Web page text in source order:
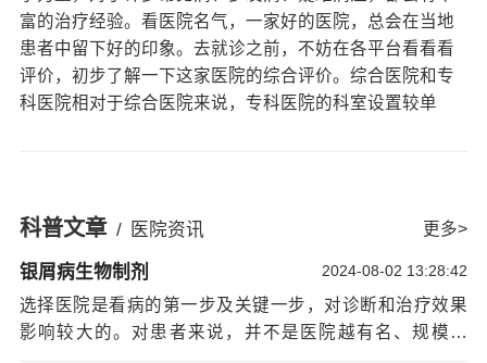
富的治疗经验。看医院名气，一家好的医院，总会在当地
患者中留下好的印象。去就诊之前，不妨在各平台看看看
评价，初步了解一下这家医院的综合评价。综合医院和专
科医院相对于综合医院来说，专科医院的科室设置较单
于疑难杂病来说，选位好医生就至关重要了。因为不同的
医生其擅长治疗的疾病也不同。
看来，要选择一家适合自己的医院，还需要患者
自己及其家属多考察多费心才行。只要做好了这些了解，
才能选择到一家合适的医院。希望以下信息对你有所帮
科普文章 / 医院资讯 更多>
银屑病生物制剂 2024-08-02 13:28:42
选择医院是看病的第一步及关键一步，对诊断和治疗效果
影响较大的。对患者来说，并不是医院越有名、规模越